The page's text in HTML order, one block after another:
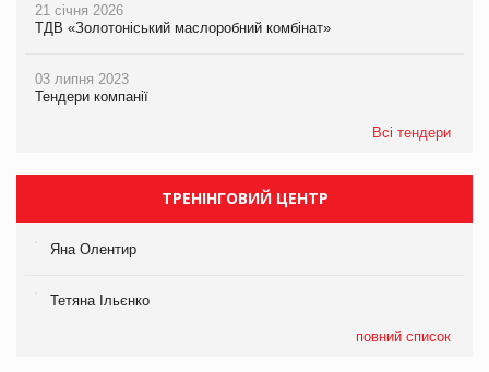
21 січня 2026
ТДВ «Золотоніський маслоробний комбінат»
03 липня 2023
Тендери компанії
Всі тендери
ТРЕНІНГОВИЙ ЦЕНТР
Яна Олентир
Тетяна Ільєнко
повний список